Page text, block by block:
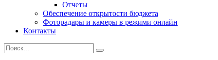
Отчеты
Обеспечение открытости бюджета
Фоторадары и камеры в режими онлайн
Контакты